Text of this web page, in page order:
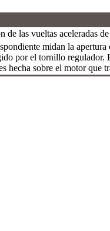
las vueltas aceleradas
midan la
por el tornillo
hecha sobre el motor que